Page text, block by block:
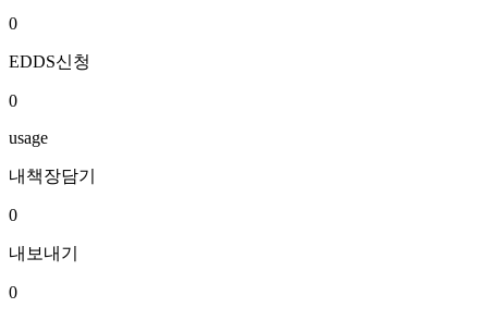
0
EDDS신청
0
usage
내책장담기
0
내보내기
0